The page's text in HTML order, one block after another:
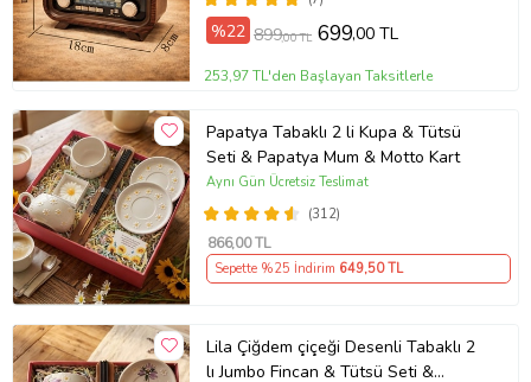
%22 899,00 TL 699,00 TL
253,97 TL'den Başlayan Taksitlerle
Papatya Tabaklı 2 li Kupa & Tütsü
Seti & Papatya Mum & Motto Kart
(312)
Aynı Gün Ücretsiz Teslimat
866,00 TL
Sepette %25 İndirim 649,50 TL
Lila Çiğdem çiçeği Desenli Tabaklı 2
lı Jumbo Fincan & Tütsü Seti &